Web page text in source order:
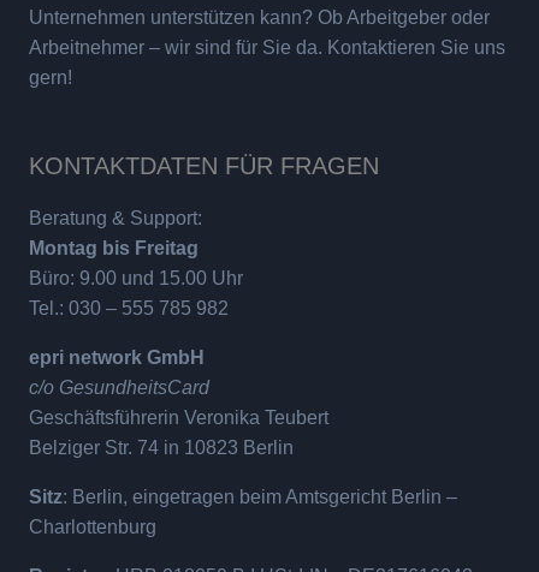
Unternehmen unterstützen kann? Ob Arbeitgeber oder
Arbeitnehmer – wir sind für Sie da. Kontaktieren Sie uns
gern!
KONTAKTDATEN FÜR FRAGEN
Beratung & Support:
Montag bis Freitag
Büro: 9.00 und 15.00 Uhr
Tel.: 030 – 555 785 982
epri network GmbH
c/o GesundheitsCard
Geschäftsführerin Veronika Teubert
Belziger Str. 74 in 10823 Berlin
Sitz: Berlin, eingetragen beim Amtsgericht Berlin –
Charlottenburg